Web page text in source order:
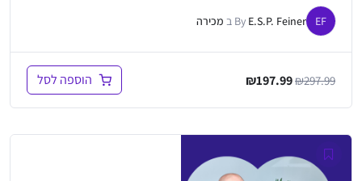
EF
By E.S.P. Feiner ב מכירה
₪297.99
המחיר
₪297.99.
₪197.99
₪197.99.
הוספה לסל